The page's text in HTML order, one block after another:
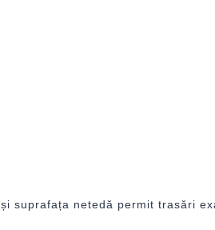
suprafața netedă permit trasări